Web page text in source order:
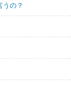
の？